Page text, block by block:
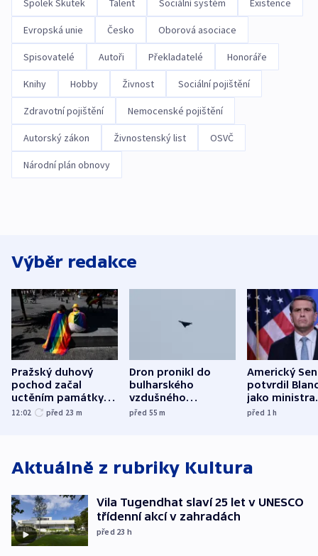
Spolek Skutek Talent Sociální systém Existence
Evropská unie Česko Oborová asociace
Spisovatelé Autoři Překladatelé Honoráře
Knihy Hobby Živnost Sociální pojištění
Zdravotní pojištění Nemocenské pojištění
Autorský zákon Živnostenský list OSVČ
Národní plán obnovy
Výběr redakce
Pražský duhový
pochod začal
uctěním památky
obětí berlínského
12:02 před 23 m
Dron pronikl do
bulharského
vzdušného
prostoru,
před 55m
Americký
potvrdil
jako ministra
před 1h
Aktuálně z rubriky Kultura
Vila Tugendhat slaví 25 let v UNESCO
třídenní akcí v zahradách
před 23 h